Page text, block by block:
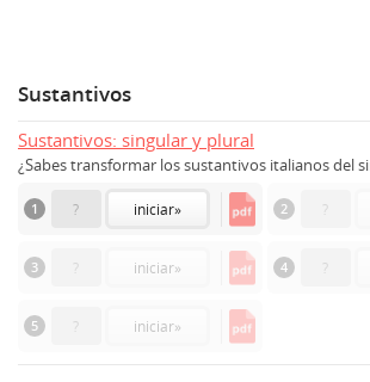
Sustantivos
Sustantivos: singular y plural
¿Sabes transformar los sustantivos italianos del
1 ? iniciar» 2 ?
3 ? iniciar» 4 ?
5 ? iniciar»